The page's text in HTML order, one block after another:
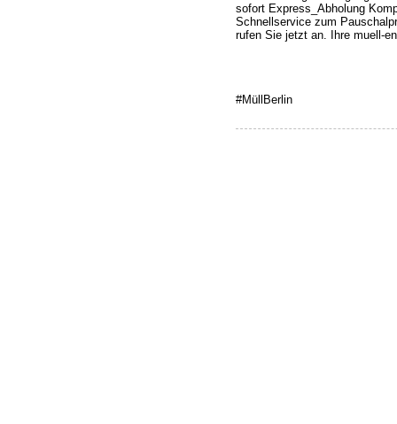
sofort Express_Abholung
Schnellservice zum
rufen Sie jetzt an. Ihre muell-
#MüllBerlin